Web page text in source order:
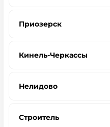
Приозерск
Кинель-Черкассы
Нелидово
Строитель